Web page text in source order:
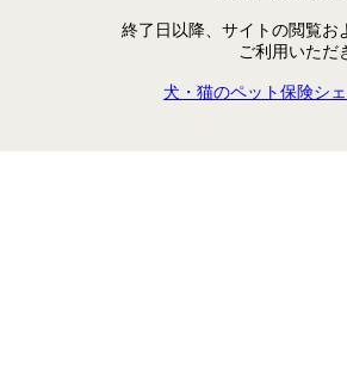
終了日以降、サイトの閲覧お
ご利用いただ
犬・猫のペット保険シ